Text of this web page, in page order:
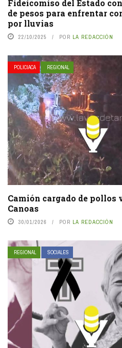
Fideicomiso del Estado
de pesos para enfrentar
por lluvias
22/10/2025 POR LA REDACCIÓN
POLICIACA REGIONAL
Camión cargado de pollos
Canoas
30/01/2026 POR LA REDACCIÓN
REGIONAL SOCIALES